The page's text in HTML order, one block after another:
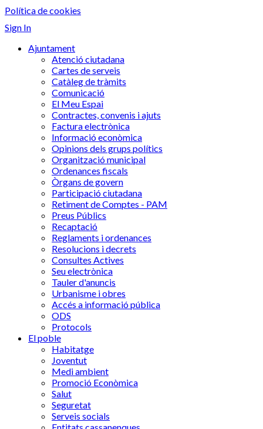
Política de cookies
Sign In
Ajuntament
Atenció ciutadana
Cartes de serveis
Catàleg de tràmits
Comunicació
El Meu Espai
Contractes, convenis i ajuts
Factura electrònica
Informació econòmica
Opinions dels grups polítics
Organització municipal
Ordenances fiscals
Òrgans de govern
Participació ciutadana
Retiment de Comptes - PAM
Preus Públics
Recaptació
Reglaments i ordenances
Resolucions i decrets
Consultes Actives
Seu electrònica
Tauler d'anuncis
Urbanisme i obres
Accés a informació pública
ODS
Protocols
El poble
Habitatge
Joventut
Medi ambient
Promoció Econòmica
Salut
Seguretat
Serveis socials